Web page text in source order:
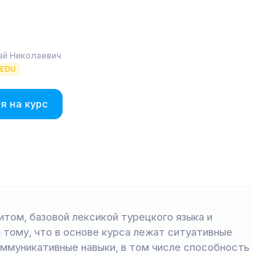
Николаевич
на курс
базовой лексикой турецкого языка и
что в основе курса лежат ситуативные
навыки, в том числе способность